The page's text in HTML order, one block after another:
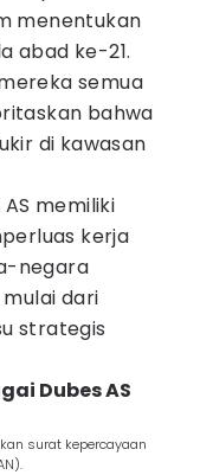
menentukan
abad ke-21.
semua
bahwa
di kawasan
memiliki
kerja
negara
dari
strategis
Dubes AS
surat kepercayaan